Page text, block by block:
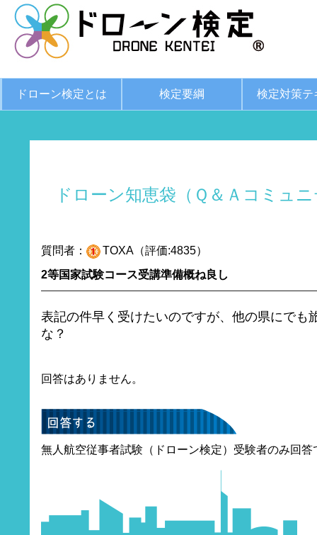
ドローン検定とは 検定要綱 検定対策テ
ドローン知恵袋（Ｑ＆Ａコミュ
質問者：
TOXA（評価:4835）
2等国家試験コース受講準備概ね良し
表記の件早く受けたいのですが、他の県にでも
な？
回答はありません。
無人航空従事者試験（ドローン検定）受験者のみ回答